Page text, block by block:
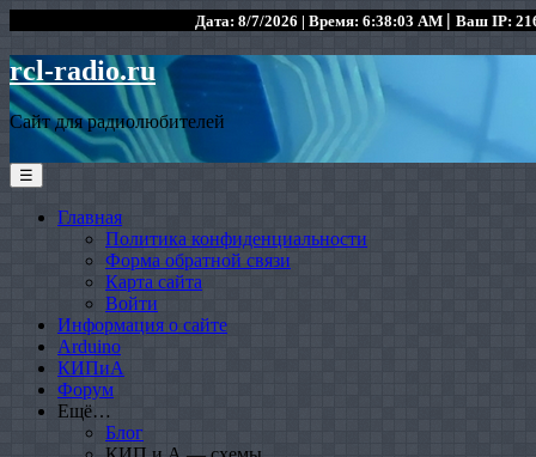
Дата: 8/7/2026 | Время: 6:38:03 AM | Ваш IP:
rcl-radio.ru
Сайт для радиолюбителей
☰
Главная
Политика конфиденциальности
Форма обратной связи
Карта сайта
Войти
Информация о сайте
Arduino
КИПиА
Форум
Ещё…
Блог